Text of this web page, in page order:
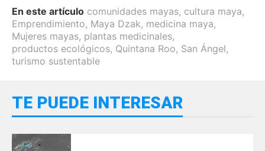
En este artículo comunidades mayas, cultura maya,
Emprendimiento, Maya Dzak, medicina maya,
Mujeres mayas, plantas medicinales,
productos ecológicos, Quintana Roo, San Ángel,
turismo sustentable
TE PUEDE INTERESAR